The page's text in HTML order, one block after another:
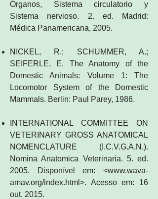
Órganos, Sistema circulatorio y
Sistema nervioso. 2. ed. Madrid:
Médica Panamericana, 2005.
NICKEL, R.; SCHUMMER, A.;
SEIFERLE, E. The Anatomy of the
Domestic Animals: Volume 1: The
Locomotor System of the Domestic
Mammals. Berlin: Paul Parey, 1986.
INTERNATIONAL COMMITTEE ON
VETERINARY GROSS ANATOMICAL
NOMENCLATURE (I.C.V.G.A.N.).
Nomina Anatomica Veterinaria. 5. ed.
2005. Disponível em: <www.wava-
amav.org/index.html>. Acesso em: 16
out. 2015.